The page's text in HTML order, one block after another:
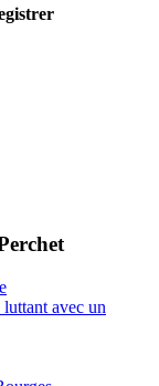
avec un